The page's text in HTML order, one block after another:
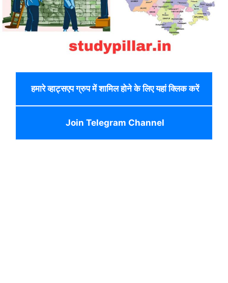
हमारे व्हाट्सएप ग्रुप में शामिल होने के लिए यहां क्लिक करें
Join Telegram Channel